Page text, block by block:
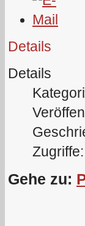
Details
Details
Gehe zu: